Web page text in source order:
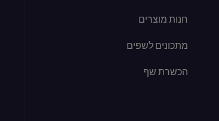
חנות מוצרים
מתכונים לשפים
הכשרת שף